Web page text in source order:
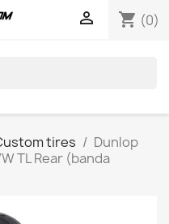
shopping_cart (0)

tires
Dunlop
TL Rear (banda